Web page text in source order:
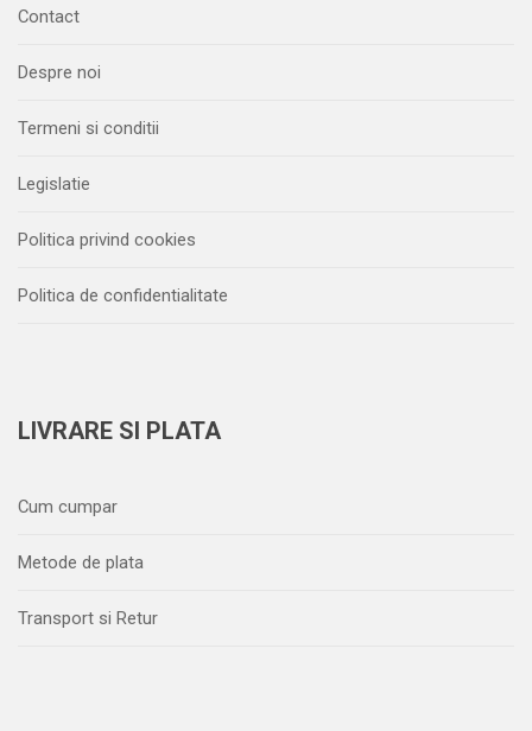
Contact
Despre noi
Termeni si conditii
Legislatie
Politica privind cookies
Politica de confidentialitate
LIVRARE SI PLATA
Cum cumpar
Metode de plata
Transport si Retur